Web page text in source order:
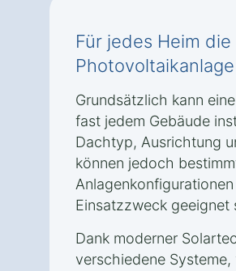
Für jedes Heim
Grundsätzlich kann
fast jedem Gebäude
Dachtyp, Ausrichtung
können jedoch
Einsatzzweck geeignet
Dank moderner
verschiedene